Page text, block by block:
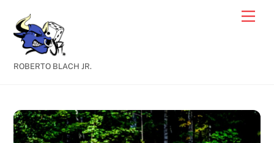
content
ROBERTO BLACH JR.